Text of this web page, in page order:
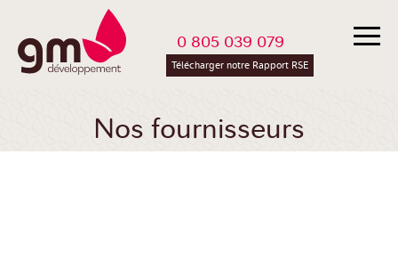
0 805 039 079
Télécharger notre Rapport RSE
Nos fournisseurs